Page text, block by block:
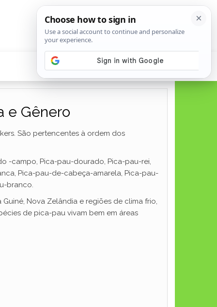
e Gênero
São pertencentes à ordem dos
-campo, Pica-pau-dourado, Pica-pau-rei,
Pica-pau-de-cabeça-amarela, Pica-pau-
branco.
Nova Zelândia e regiões de clima frio,
de pica-pau vivam bem em áreas